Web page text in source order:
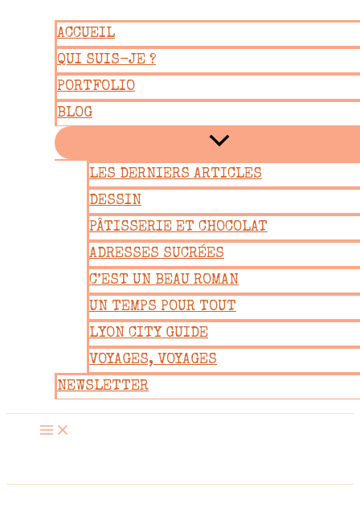
contenu
ACCUEIL
QUI SUIS-JE ?
PORTFOLIO
BLOG
LES DERNIERS ARTICLES
DESSIN
PÂTISSERIE ET CHOCOLAT
ADRESSES SUCRÉES
C’EST UN BEAU ROMAN
UN TEMPS POUR TOUT
LYON CITY GUIDE
VOYAGES, VOYAGES
NEWSLETTER